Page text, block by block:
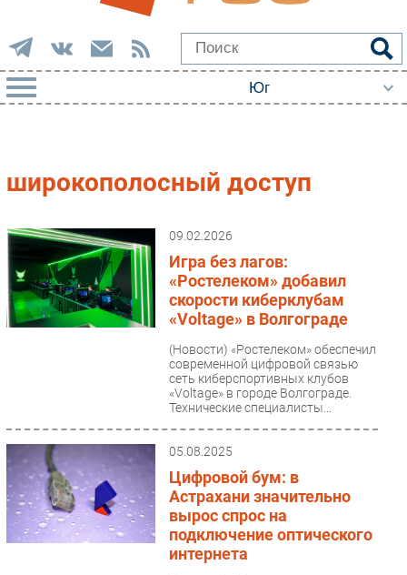
Импорто­замещение
Автоматизация Промышленности
Интернет
Мобильная связь
Фиксированная связь
Интеграция
Рынок ПК
ПО
Outsourcing
Кадры
Регулирование
Финансы
широкополосный доступ
09.02.2026
Игра без лагов:
«Ростелеком» добавил
скорости киберклубам
«Voltage» в Волгограде
(Новости) «Ростелеком» обеспечил
современной цифровой связью
сеть киберспортивных клубов
«Voltage» в городе Волгограде.
Технические специалисты...
05.08.2025
Цифровой бум: в
Астрахани значительно
вырос спрос на
подключение оптического
интернета